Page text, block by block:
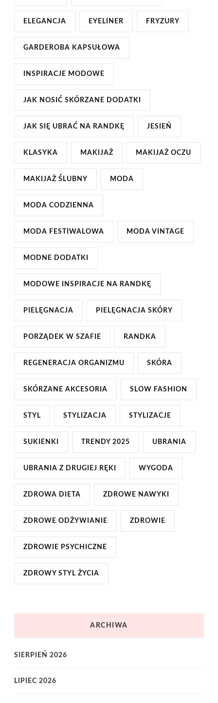
ELEGANCJA EYELINER FRYZURY
GARDEROBA KAPSUŁOWA
INSPIRACJE MODOWE
JAK NOSIĆ SKÓRZANE DODATKI
JAK SIĘ UBRAĆ NA RANDKĘ JESIEŃ
KLASYKA MAKIJAŻ MAKIJAŻ OCZU
MAKIJAŻ ŚLUBNY MODA
MODA CODZIENNA
MODA FESTIWALOWA MODA VINTAGE
MODNE DODATKI
MODOWE INSPIRACJE NA RANDKĘ
PIELĘGNACJA PIELĘGNACJA SKÓRY
PORZĄDEK W SZAFIE RANDKA
REGENERACJA ORGANIZMU SKÓRA
SKÓRZANE AKCESORIA SLOW FASHION
STYL STYLIZACJA STYLIZACJE
SUKIENKI TRENDY 2025 UBRANIA
UBRANIA Z DRUGIEJ RĘKI WYGODA
ZDROWA DIETA ZDROWE NAWYKI
ZDROWE ODŻYWIANIE ZDROWIE
ZDROWIE PSYCHICZNE
ZDROWY STYL ŻYCIA
ARCHIWA
SIERPIEŃ 2026
LIPIEC 2026